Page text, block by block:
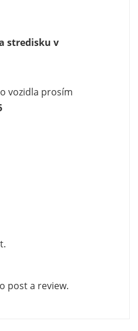
stredisku v
vozidla prosím
post a review.